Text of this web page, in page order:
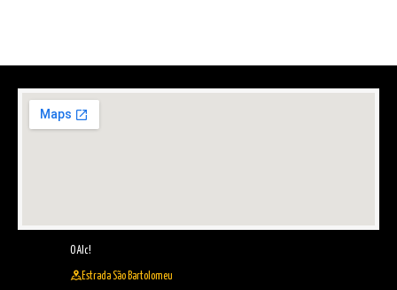
O Alc!
Estrada São Bartolomeu